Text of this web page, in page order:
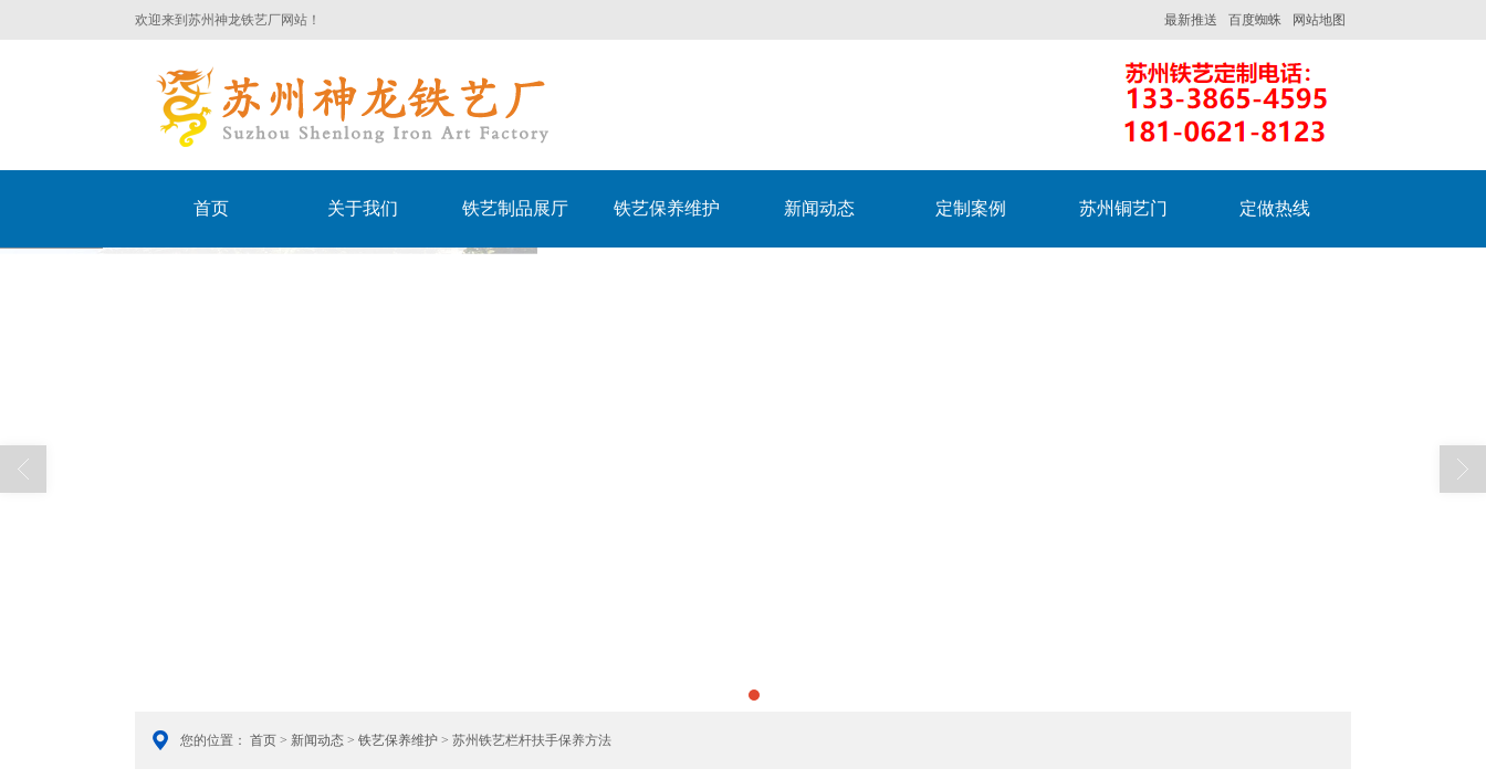
欢迎来到苏州神龙铁艺厂网站！ 网站地图
百度蜘蛛
最新推送
首页 关于我们 铁艺制品展厅 铁艺保养维护 新闻动态 定制案例 苏州铜艺门 定做热线
您的位置： 首页 > 新闻动态 > 铁艺保养维护 > 苏州铁艺栏杆扶手保养方法